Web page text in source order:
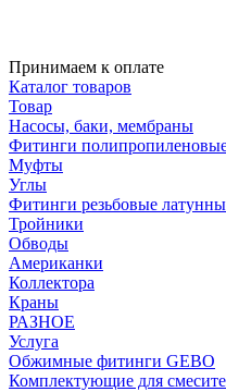
Принимаем к оплате
Каталог товаров
Товар
Насосы, баки, мембраны
Фитинги
Муфты
Углы
Фитинги резьбовые
Тройники
Обводы
Американки
Коллектора
Краны
РАЗНОЕ
Услуга
Обжимные фитинги GEBO
Комплектующие для